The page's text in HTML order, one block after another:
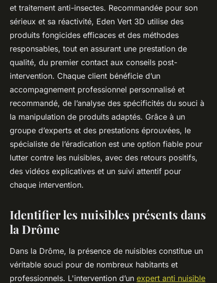
et traitement anti-insectes. Recommandée pour son
sérieux et sa réactivité, Eden Vert 3D utilise des
produits fongicides efficaces et des méthodes
responsables, tout en assurant une prestation de
qualité, du premier contact aux conseils post-
intervention. Chaque client bénéficie d’un
accompagnement professionnel personnalisé et
recommandé, de l’analyse des spécificités du souci à
la manipulation de produits adaptés. Grâce à un
groupe d’experts et des prestations éprouvées, le
spécialiste de l’éradication est une option fiable pour
lutter contre les nuisibles, avec des retours positifs,
des vidéos explicatives et un suivi attentif pour
chaque intervention.
Identifier les nuisibles présents dans
la Drôme
Dans la Drôme, la présence de nuisibles constitue un
véritable souci pour de nombreux habitants et
professionnels. L'intervention d’un expert anti nuisible